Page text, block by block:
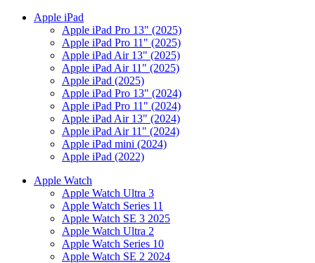
Apple iPad
Apple iPad Pro 13" (2025)
Apple iPad Pro 11" (2025)
Apple iPad Air 13" (2025)
Apple iPad Air 11" (2025)
Apple iPad (2025)
Apple iPad Pro 13" (2024)
Apple iPad Pro 11" (2024)
Apple iPad Air 13" (2024)
Apple iPad Air 11" (2024)
Apple iPad mini (2024)
Apple iPad (2022)
Apple Watch
Apple Watch Ultra 3
Apple Watch Series 11
Apple Watch SE 3 2025
Apple Watch Ultra 2
Apple Watch Series 10
Apple Watch SE 2 2024